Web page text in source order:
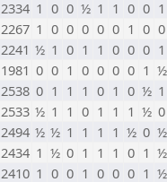
2334 1 0 0 ½ 1 1 0 0 1
2267 1 0 0 0 0 0 1 0 0
2241 ½ 1 0 1 1 0 0 0 1
1981 0 0 1 0 0 0 0 1 ½
2538 0 1 1 1 0 1 0 ½ 1
2533 ½ 1 1 0 1 1 1 ½ 0
2494 ½ ½ 1 1 1 1 ½ 0 ½
2434 1 ½ 0 1 1 1 0 1 ½
2410 1 0 0 1 0 0 0 1 ½